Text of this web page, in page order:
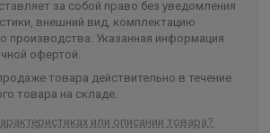
за собой право без уведомления
внешний вид, комплектацию
производства. Указанная информация
офертой.
товара действительно в течение
товара на складе.
или описании товара?